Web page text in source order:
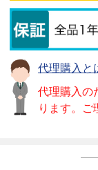
代理購入と
代理購入の
ります。ご